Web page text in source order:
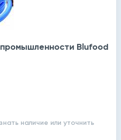
Blufood
наличие или уточнить